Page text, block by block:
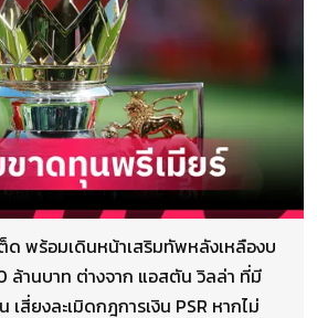
ด พร้อมเดินหน้าเสริมทัพหลังเหลืองบ
ล้านบาท ต่างจาก แอสตัน วิลล่า ที่มี
เสี่ยงละเมิดกฎการเงิน PSR หากไม่